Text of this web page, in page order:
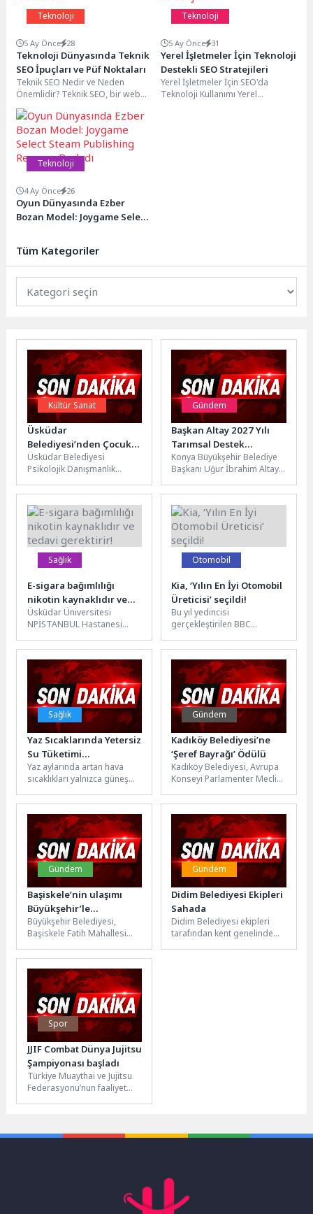
Teknoloji
5 Ay Önce 28
Teknoloji Dünyasında Teknik
SEO İpuçları ve Püf Noktaları
Teknik SEO Nedir ve Neden
Önemlidir? Teknik SEO, bir web
sitesinin altyapısı ve teknik
özelliklerinin...
Teknoloji
5 Ay Önce 31
Yerel İşletmeler İçin Teknoloji
Destekli SEO Stratejileri
Yerel İşletmeler İçin SEO'da
Teknoloji Kullanımı Yerel
Teknoloji
4 Ay Önce 26
Oyun Dünyasında Ezber
Bozan Model: Joygame Select
Başladı
Tüm Kategoriler
Kültür Sanat
Üsküdar
Belediyesi’nden Çocuk
ve Gençlere Yaz
Atölyeleri
Üsküdar Belediyesi
Psikolojik Danışmanlık
çocuklar ve gençlere yönelik
iki farklı atölye programını...
Gündem
Başkan Altay 2027 Yılı
Tarımsal Destek
Başvurularının 1
Temmuz’da
Başlayacağını Duyurdu
Konya Büyükşehir Belediye
Başkanı Uğur İbrahim Altay,
tarımsal destek
başvurularını...
Sağlık
E-sigara bağımlılığı
nikotin kaynaklıdır ve
tedavi gerektirir!
Üsküdar Üniversitesi
NPİSTANBUL Hastanesi
Üyesi Alptekin Çetin, e-
sigara bağımlılığı, nikotin
bağımlılığı ve...
Otomobil
Kia, ‘Yılın En İyi Otomobil
Üreticisi’ seçildi!
Bu yıl yedincisi
gerçekleştirilen BBC
başarılı elektrikli araçları ve
sektörde dönüşüme...
Sağlık
Yaz Sıcaklarında Yetersiz
Su Tüketimi
Böbreklerinizi
Yıpratmasın
Yaz aylarında artan hava
sıcaklıkları yalnızca güneş
böbrek sağlığını da olumsuz
etkileyebiliyor....
Gündem
Kadıköy Belediyesi’ne
‘Şeref Bayrağı’ Ödülü
Kadıköy Belediyesi, Avrupa
Konseyi Parlamenter Meclisi
Bayrağı’ ödülüne layık
görüldü. Ödül töreninde...
Gündem
Başiskele’nin ulaşımı
Büyükşehir’le
şekilleniyor
Büyükşehir Belediyesi,
Başiskele Fatih Mahallesi
Caddesi’nin ikinci etap yol
yapım çalışmalarını son...
Gündem
Didim Belediyesi Ekipleri
Sahada
Didim Belediyesi ekipleri
tarafından kent genelinde
Spor
JJIF Combat Dünya Jujitsu
Şampiyonası başladı
Türkiye Muaythai ve Jujitsu
Federasyonu’nun faaliyet